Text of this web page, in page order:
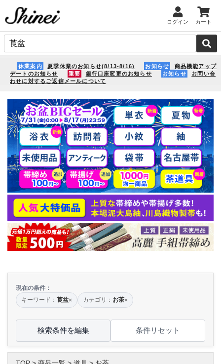
ログイン カート
休業案内 夏季休業のお知らせ(8/13-8/16) お知らせ
商品機能アップ
デートのお知らせ
重要 銀行口座変更のお知らせ お知らせ
お問い合
わせに対するご返信メールについて
現在の条件：
キーワード： 莨盆× カテゴリ： お茶×
検索条件を編集 条件リセット